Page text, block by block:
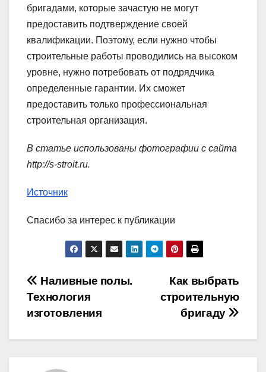
бригадами, которые зачастую не могут
предоставить подтверждение своей
квалификации. Поэтому, если нужно чтобы
строительные работы проводились на высоком
уровне, нужно потребовать от подрядчика
определенные гарантии. Их сможет
предоставить только профессиональная
строительная организация.
В статье использованы фотографии с сайта
http://s-stroit.ru.
Источник
Спасибо за интерес к публикации
Навигация
по
записям
Как выбрать
строительную
бригаду
Наливные полы.
Технология
изготовления